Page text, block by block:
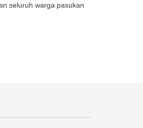
seluruh warga pasukan